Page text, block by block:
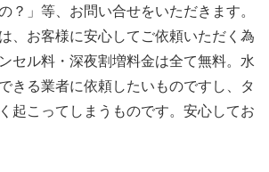
？」等、お問い合せをいただきます。
、お客様に安心してご依頼いただく為
セル料・深夜割増料金は全て無料。水
きる業者に依頼したいものですし、タ
起こってしまうものです。安心してお